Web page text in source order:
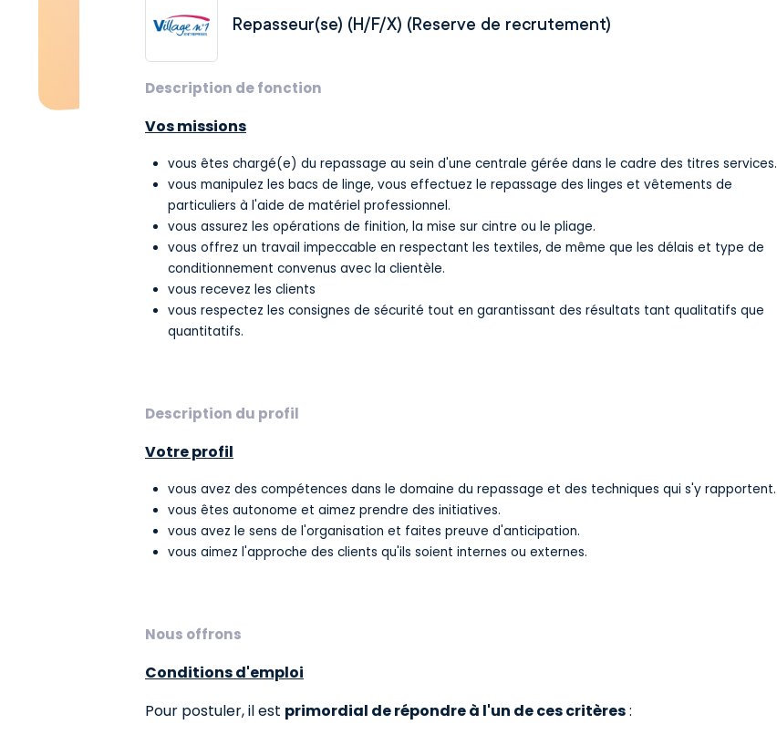
Repasseur(se) (H/F/X) (Reserve de recrutement)
Description de fonction
Vos missions
vous êtes chargé(e) du repassage au sein d'une centrale gérée dans le cadre des titres services.
vous manipulez les bacs de linge, vous effectuez le repassage des linges et vêtements de
particuliers à l'aide de matériel professionnel.
vous assurez les opérations de finition, la mise sur cintre ou le pliage.
vous offrez un travail impeccable en respectant les textiles, de même que les délais et type de
conditionnement convenus avec la clientèle.
vous recevez les clients
vous respectez les consignes de sécurité tout en garantissant des résultats tant qualitatifs que
quantitatifs.
Description du profil
Votre profil
vous avez des compétences dans le domaine du repassage et des techniques qui s'y rapportent.
vous êtes autonome et aimez prendre des initiatives.
vous avez le sens de l'organisation et faites preuve d'anticipation.
vous aimez l'approche des clients qu'ils soient internes ou externes.
Nous offrons
Conditions d'emploi
Pour postuler, il est primordial de répondre à l'un de ces critères: